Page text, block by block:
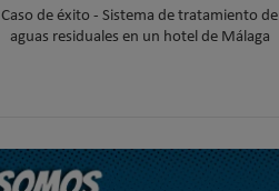
Caso de éxito - Sistema de tratamiento de
aguas residuales en un hotel de Málaga